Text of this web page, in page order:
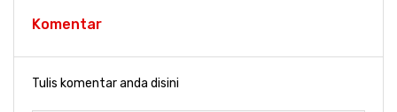
Komentar
Tulis komentar anda disini